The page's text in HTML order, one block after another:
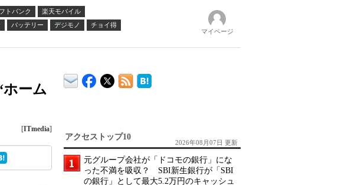
トバンク
楽天モバイル
バッテリー デジモノ
チョイ得
マイページ
ーム
[ITmedia]
アクセストップ10
2026年08月07日 更新
元グループ会社が「ドコモの銀行」にな
った不満を吸収？ SBI新生銀行が「SBI
の銀行」として最大5.2万円のキャッシュ